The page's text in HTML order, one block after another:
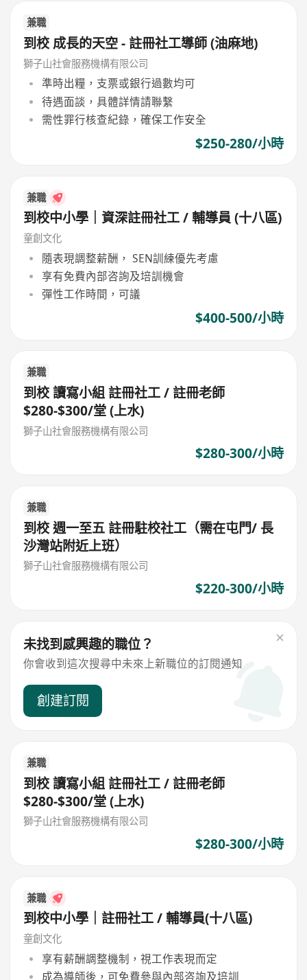
兼職
到校 成長的天空 - 註冊社工導師 (油麻地)
獅子山社會服務機構有限公司
準時出糧，支票或銀行過數均可
待遇面談，具體詳情請聯繫
需性罪行核查紀錄，確保工作安全
$250-280/小時
兼職
到校中小學｜資深註冊社工 / 輔導員 (十八區)
童創文化
隨表現調整薪酬， SEN訓練優先考慮
享有免費內部咨詢及培訓機會
彈性工作時間，可議
$400-500/小時
兼職
到校 讀寫小組 註冊社工 / 註冊老師
$280-$300/堂 (上水)
獅子山社會服務機構有限公司
$280-300/小時
兼職
到校 週一至五 註冊駐校社工（需在屯門/ 長
沙灣站附近上班）
獅子山社會服務機構有限公司
$220-300/小時
未找到感興趣的職位？
你會收到這次搜尋中未來上新職位的訂閱通知
創建訂閱
兼職
到校 讀寫小組 註冊社工 / 註冊老師
$280-$300/堂 (上水)
獅子山社會服務機構有限公司
$280-300/小時
兼職
到校中小學｜註冊社工 / 輔導員(十八區)
童創文化
享有薪酬調整機制，視工作表現而定
成為導師後，可免費參與內部咨詢及培訓